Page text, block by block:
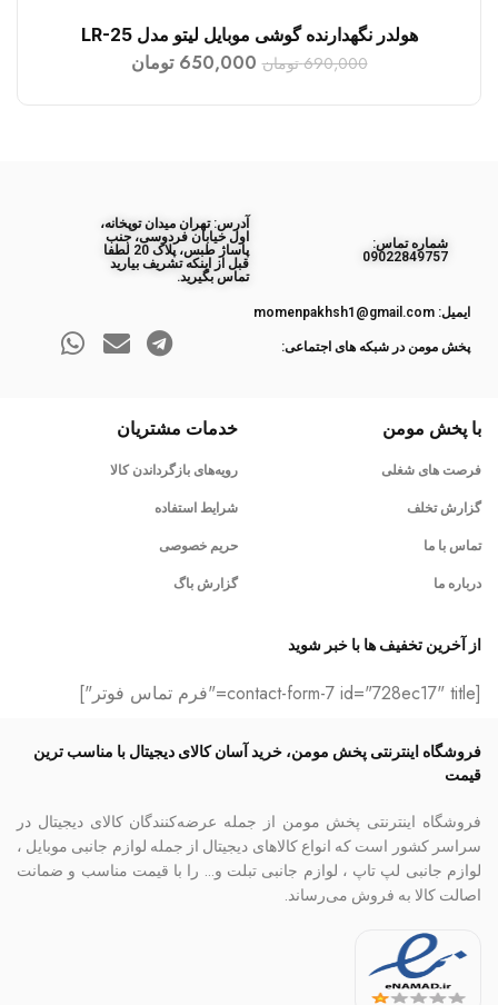
افزودن به سبد خرید
هولدر نگهدارنده گوشی موبایل لیتو مدل LR-25
690,000 تومان 650,000 تومان
ﺷﻤﺎره ﺗﻤﺎس:
09022849757
آدرس: تهران میدان توپخانه،
اول خیابان فردوسی، جنب
پاساژ طبس، پلاک 20 لطفا
قبل از اینکه تشریف بیارید
تماس بگیرید.
ایمیل: momenpakhsh1@gmail.com
پخش مومن در شبکه های اجتماعی:
با پخش مومن
فرصت های شغلی
گزارش تخلف
تماس با ما
درباره ما
خدمات مشتریان
رویه‌های بازگرداندن کالا
شرایط استفاده
حریم خصوصی
گزارش باگ
از آخرین تخفیف ها با خبر شوید
[contact-form-7 id="728ec17" title="فرم تماس فوتر"]
فروشگاه اینترنتی پخش مومن، خرید آسان کالای دیجیتال با مناسب ترین
قیمت
فروشگاه اینترنتی پخش مومن از جمله عرضه‌کنندگان کالای دیجیتال در
سراسر کشور است که انواع کالاهای دیجیتال از جمله لوازم جانبی موبایل ،
لوازم جانبی لپ تاپ ، لوازم جانبی تبلت و… را با قیمت مناسب و ضمانت
اصالت کالا به فروش می‌رساند.